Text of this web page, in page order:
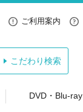
ご利用案内
こだわり検索
DVD・Blu-ray